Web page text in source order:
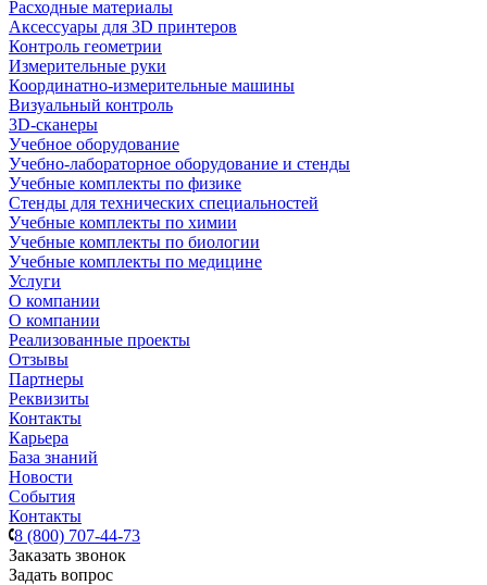
Расходные материалы
Аксессуары для 3D принтеров
Контроль геометрии
Измерительные руки
Координатно-измерительные машины
Визуальный контроль
3D-сканеры
Учебное оборудование
Учебно-лабораторное оборудование и стенды
Учебные комплекты по физике
Стенды для технических специальностей
Учебные комплекты по химии
Учебные комплекты по биологии
Учебные комплекты по медицине
Услуги
О компании
О компании
Реализованные проекты
Отзывы
Партнеры
Реквизиты
Контакты
Карьера
База знаний
Новости
События
Контакты
8 (800) 707-44-73
Заказать звонок
Задать вопрос